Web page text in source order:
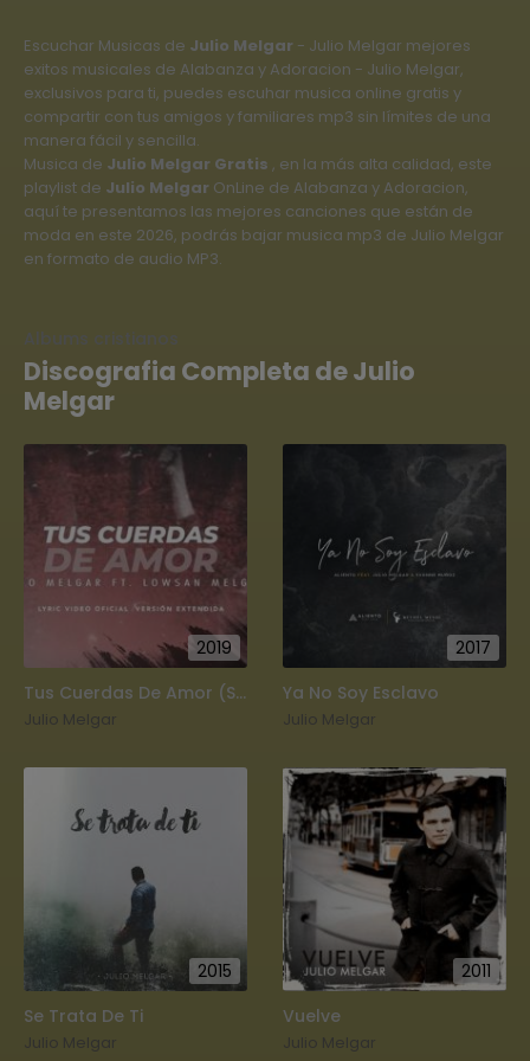
Escuchar Musicas de Julio Melgar - Julio Melgar mejores
exitos musicales de Alabanza y Adoracion - Julio Melgar,
exclusivos para ti, puedes escuhar musica online gratis y
compartir con tus amigos y familiares mp3 sin límites de una
manera fácil y sencilla.
Musica de Julio Melgar Gratis , en la más alta calidad, este
playlist de Julio Melgar OnLine de Alabanza y Adoracion,
aquí te presentamos las mejores canciones que están de
moda en este 2026, podrás bajar musica mp3 de Julio Melgar
en formato de audio MP3.
Albums cristianos
Discografia Completa de Julio
Melgar
2019
Tus Cuerdas De Amor (Single)
Julio Melgar
2017
Ya No Soy Esclavo
Julio Melgar
2015
Se Trata De Ti
Julio Melgar
2011
Vuelve
Julio Melgar